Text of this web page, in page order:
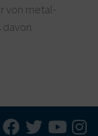
von metal-
davon